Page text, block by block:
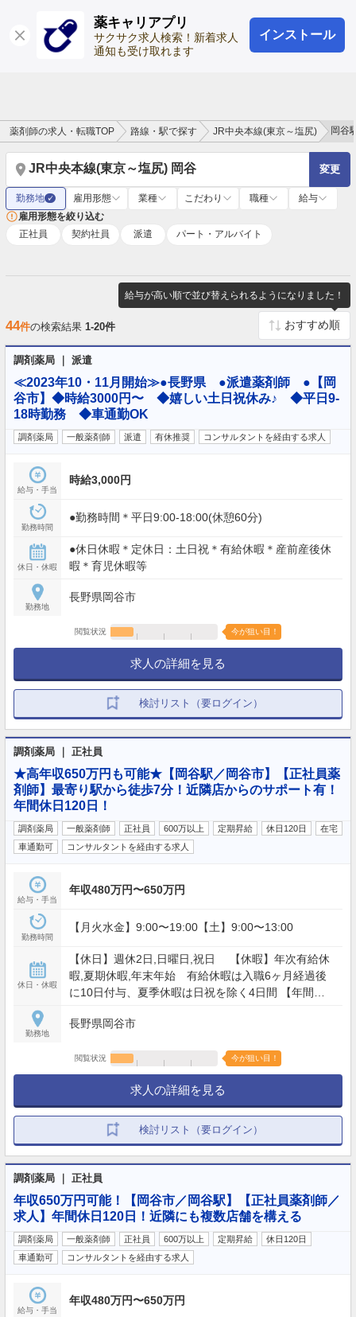
薬キャリアプリ
サクサク求人検索！新着求人
通知も受け取れます
インストール
ログイン 会員登録
薬剤師の求人・転職TOP 路線・駅で探す JR中央本線(東京～塩尻) 岡谷
JR中央本線(東京～塩尻) 岡谷 変更
勤務地 ✓ 雇用形態 業種 こだわり 職種
給与
雇用形態を絞り込む
正社員
契約社員 派遣 パート・アルバイト
給与が高い順で並び替えられるようになりました！
44件の検索結果 1-20件
調剤薬局 ｜ 派遣
≪2023年10・11月開始≫●長野県 ●派遣薬剤師 ●【岡
谷市】◆時給3000円〜 ◆嬉しい土日祝休み♪ ◆平日9-
18時勤務 ◆車通勤OK
調剤薬局 一般薬剤師 派遣 有休推奨 コンサルタントを経由する求人
給与・手当
時給3,000円
勤務時間
●勤務時間＊平日9:00-18:00(休憩60分)
休日・休暇
●休日休暇＊定休日：土日祝＊有給休暇＊産前産後休
暇＊育児休暇等
勤務地
長野県岡谷市
閲覧状況 今が狙い目！
求人の詳細を見る
検討リスト（要ログイン）
調剤薬局 ｜ 正社員
★高年収650万円も可能★【岡谷駅／岡谷市】【正社員薬
剤師】最寄り駅から徒歩7分！近隣店からのサポート有！
年間休日120日！
調剤薬局 一般薬剤師 正社員 600万以上 定期昇給 休日120日
在宅
車通勤可
コンサルタントを経由する求人
給与・手当
年収480万円〜650万円
勤務時間
【月火水金】9:00〜19:00【土】9:00〜13:00
休日・休暇
【休日】週休2日,日曜日,祝日 【休暇】年次有給休
暇,夏期休暇,年末年始 有給休暇は入職6ヶ月経過後
に10日付与、夏季休暇は日祝を除く4日間 【年間休
勤務地
長野県岡谷市
閲覧状況 今が狙い目！
求人の詳細を見る
検討リスト（要ログイン）
調剤薬局 ｜ 正社員
年収650万円可能！【岡谷市／岡谷駅】【正社員薬剤師／
求人】年間休日120日！近隣にも複数店舗を構える
調剤薬局 一般薬剤師 正社員 600万以上 定期昇給
休日120日
車通勤可
コンサルタントを経由する求人
給与・手当
年収480万円〜650万円